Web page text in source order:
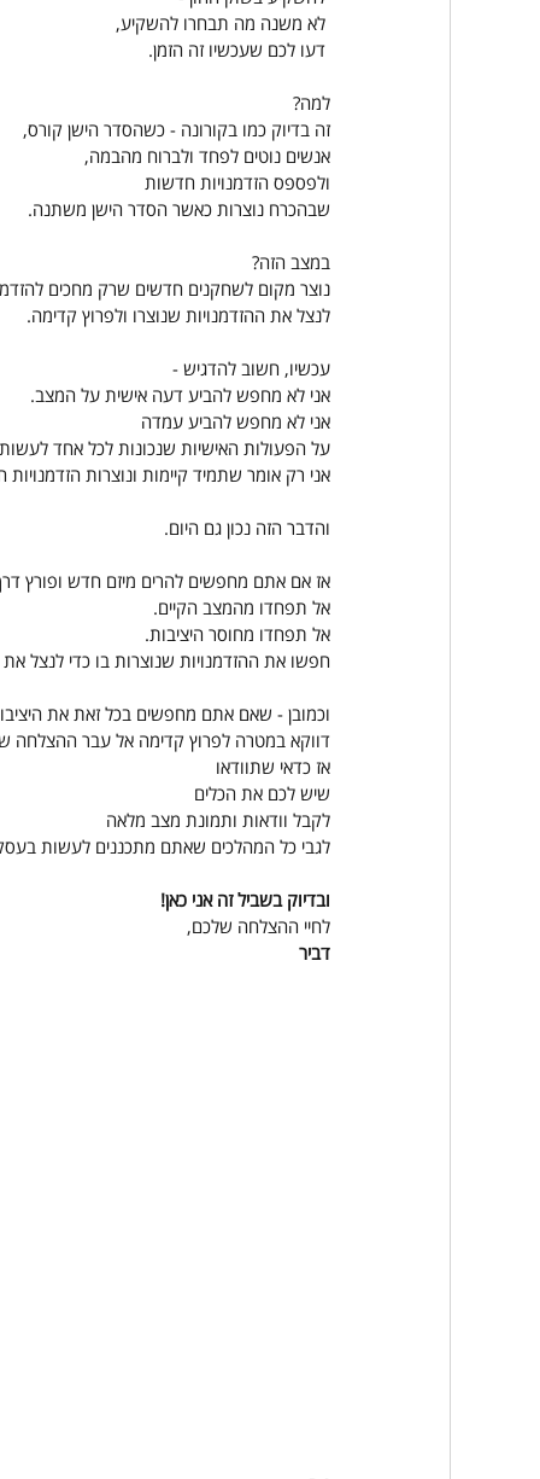
למה?
זה בדיוק כמו בקורונה - כשהסדר הישן קורס,
אנשים נוטים לפחד ולברוח מהבמה,
ולפספס הזדמנויות חדשות
שבהכרח נוצרות כאשר הסדר הישן משתנה.
במצב הזה?
נוצר מקום לשחקנים חדשים שרק מחכים
לנצל את ההזדמנויות שנוצרו ולפרוץ קדימה.
עכשיו, חשוב להדגיש -
אני לא מחפש להביע דעה אישית על המצב.
אני לא מחפש להביע עמדה
על הפעולות האישיות שנכונות לכל אחד לעשות
אני רק אומר שתמיד קיימות ונוצרות
והדבר הזה נכון גם היום.
אז אם אתם מחפשים להרים מיזם חדש ופורץ
אל תפחדו מהמצב הקיים.
אל תפחדו מחוסר היציבות.
חפשו את ההזדמנויות שנוצרות בו כדי לנצל
וכמובן - שאם אתם מחפשים בכל זאת את
דווקא במטרה לפרוץ קדימה אל עבר ההצלחה
אז כדאי שתוודאו
שיש לכם את הכלים
לקבל וודאות ותמונת מצב מלאה
לגבי כל המהלכים שאתם מתכננים לעשות
ובדיוק בשביל זה אני כאן!
לחיי ההצלחה שלכם,
דביר